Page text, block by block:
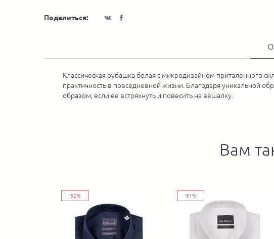
Поделиться:
Классическая рубашка белая с микродизайном приталенного
практичность в повседневной жизни. Благодаря уникальной
образом, если ее встряхнуть и повесить на вешалку.
Вам
-52% -51%